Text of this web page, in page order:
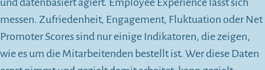
und datenbasiert agiert. Employee Experience lässt sich
messen. Zufriedenheit, Engagement, Fluktuation oder Net
Promoter Scores sind nur einige Indikatoren, die zeigen,
wie es um die Mitarbeitenden bestellt ist. Wer diese Daten